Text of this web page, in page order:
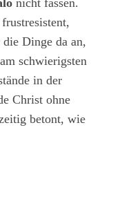
nicht fassen.
Dinge da an,
schwierigsten
in der
Christ ohne
betont, wie